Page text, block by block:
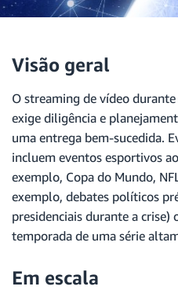
Visão geral
O streaming de vídeo
exige diligência e
uma entrega bem-sucedida.
incluem eventos esportivos
exemplo, Copa do Mundo,
exemplo, debates políticos
presidenciais durante a crise)
temporada de uma série
Em escala